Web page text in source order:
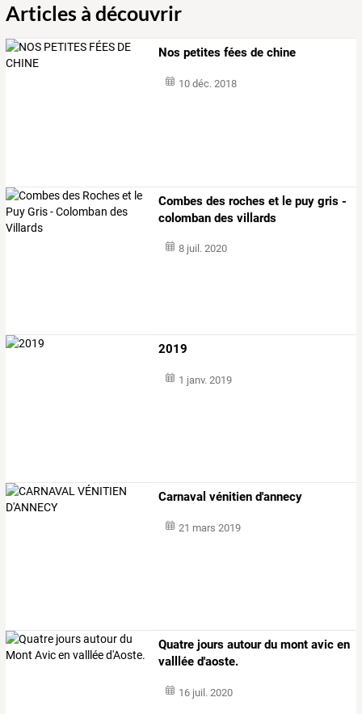
Articles à découvrir
Nos petites fées de chine
10 déc. 2018
Combes des roches et le puy gris -
colomban des villards
8 juil. 2020
2019
1 janv. 2019
Carnaval vénitien d'annecy
21 mars 2019
Quatre jours autour du mont avic en
valllée d'aoste.
16 juil. 2020